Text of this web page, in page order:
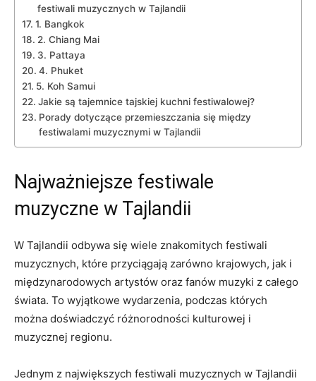
festiwali muzycznych w Tajlandii
1. Bangkok
2. Chiang Mai
3. Pattaya
4. Phuket
5. Koh Samui
Jakie są tajemnice tajskiej kuchni ​festiwalowej?
Porady ⁢dotyczące przemieszczania się między​
festiwalami muzycznymi w Tajlandii
Najważniejsze festiwale
muzyczne w Tajlandii
W Tajlandii odbywa⁣ się wiele znakomitych ⁣festiwali
muzycznych, które przyciągają zarówno krajowych, jak i
międzynarodowych ‍artystów oraz fanów muzyki z całego
świata. To‌ wyjątkowe wydarzenia, podczas których
można doświadczyć różnorodności kulturowej i
muzycznej regionu.
Jednym z największych festiwali muzycznych w Tajlandii